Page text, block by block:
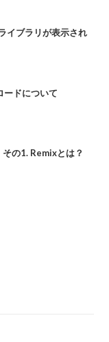
イブラリが表示され
ードについて
その1. Remixとは？